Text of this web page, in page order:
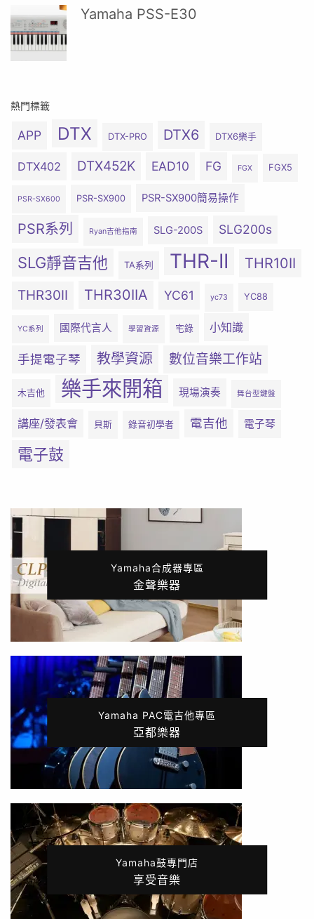
Yamaha PSS-E30
熱門標籤
APP DTX DTX-PRO DTX6 DTX6樂手
DTX402 DTX452K EAD10 FG FGX FGX5
PSR-SX600 PSR-SX900 PSR-SX900簡易操作
PSR系列 Ryan吉他指南 SLG-200S SLG200s
SLG靜音吉他 TA系列 THR-II THR10II
THR30II THR30IIA YC61 yc73 YC88
YC系列 國際代言人 學習資源 宅錄 小知識
手提電子琴 教學資源 數位音樂工作站
木吉他 樂手來開箱 現場演奏 舞台型鍵盤
講座/發表會 貝斯 錄音初學者 電吉他 電子琴
電子鼓
Yamaha合成器專區
金聲樂器
Yamaha PAC電吉他專區
亞都樂器
Yamaha鼓專門店
享受音樂